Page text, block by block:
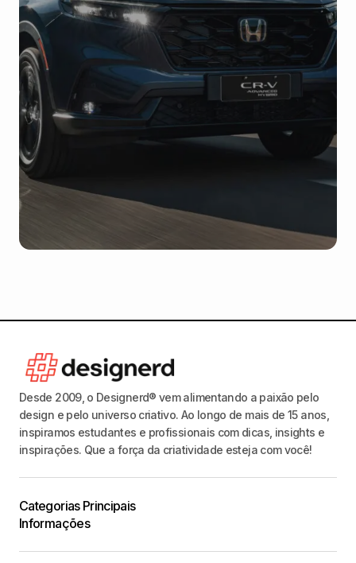
Desde 2009, o Designerd® vem alimentando a paixão pelo
design e pelo universo criativo. Ao longo de mais de 15 anos,
inspiramos estudantes e profissionais com dicas, insights e
inspirações. Que a força da criatividade esteja com você!
Categorias Principais
Informações